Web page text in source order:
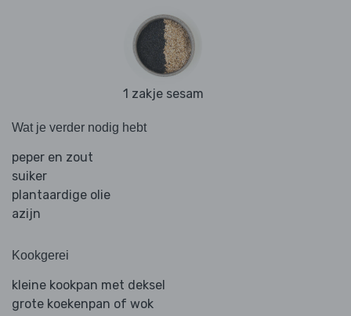
1 zakje sesam
Wat je verder nodig hebt
peper en zout
suiker
plantaardige olie
azijn
Kookgerei
kleine kookpan met deksel
grote koekenpan of wok